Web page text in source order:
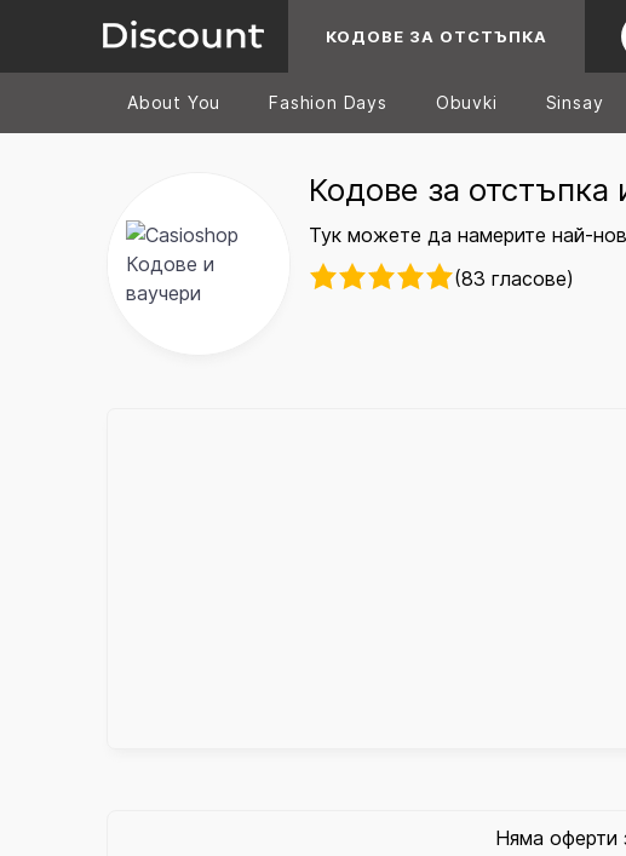
КОДОВЕ ЗА ОТСТЪПКА
About You Fashion Days Obuvki Sinsay
Кодове за отстъпка
Тук можете да намерите най-
(83 гласове)
Няма оферти